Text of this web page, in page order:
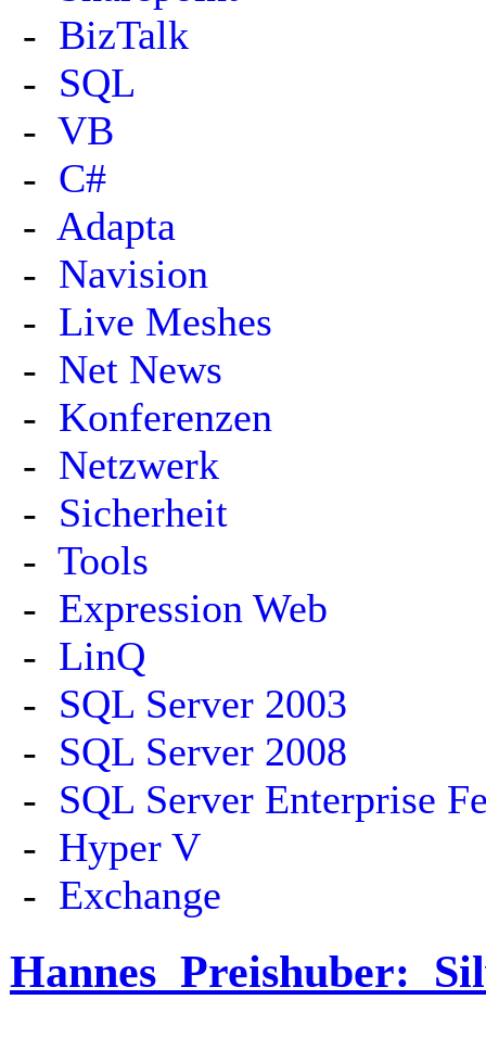
- BizTalk
- SQL
- VB
- C#
- Adapta
- Navision
- Live Meshes
- Net News
- Konferenzen
- Netzwerk
- Sicherheit
- Tools
- Expression Web
- LinQ
- SQL Server 2003
- SQL Server 2008
- SQL Server Enterprise
- Hyper V
- Exchange
Hannes Preishuber: